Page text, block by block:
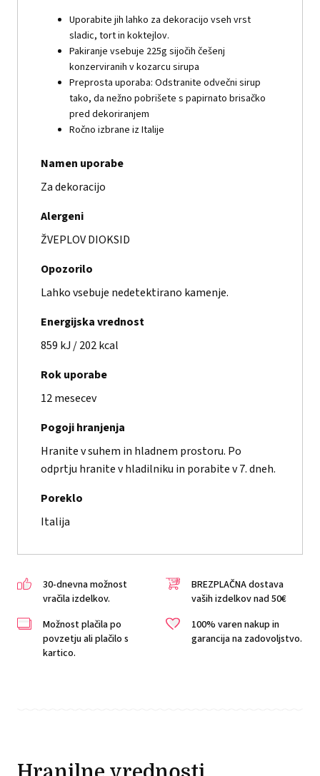
Uporabite jih lahko za dekoracijo vseh vrst
sladic, tort in koktejlov.
Pakiranje vsebuje 225g sijočih češenj
konzerviranih v kozarcu sirupa
Preprosta uporaba: Odstranite odvečni sirup
tako, da nežno pobrišete s papirnato brisačko
pred dekoriranjem
Ročno izbrane iz Italije
Namen uporabe
Za dekoracijo
Alergeni
ŽVEPLOV DIOKSID
Opozorilo
Lahko vsebuje nedetektirano kamenje.
Energijska vrednost
859 kJ / 202 kcal
Rok uporabe
12 mesecev
Pogoji hranjenja
Hranite v suhem in hladnem prostoru. Po
odprtju hranite v hladilniku in porabite v 7. dneh.
Poreklo
Italija
30-dnevna možnost
vračila izdelkov.
BREZPLAČNA dostava
vaših izdelkov nad 50€
Možnost plačila po
povzetju ali plačilo s
kartico.
100% varen nakup in
garancija na zadovoljstvo.